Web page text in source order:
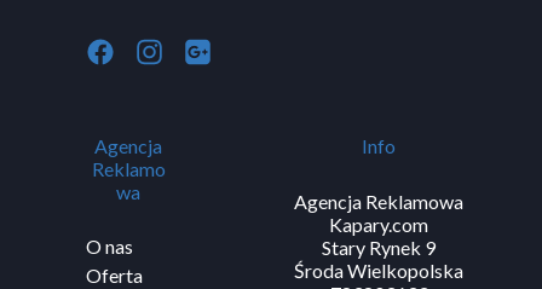
Agencja
Reklamo
wa
O nas
Oferta
Info
Agencja Reklamowa
Kapary.com
Stary Rynek 9
Środa Wielkopolska